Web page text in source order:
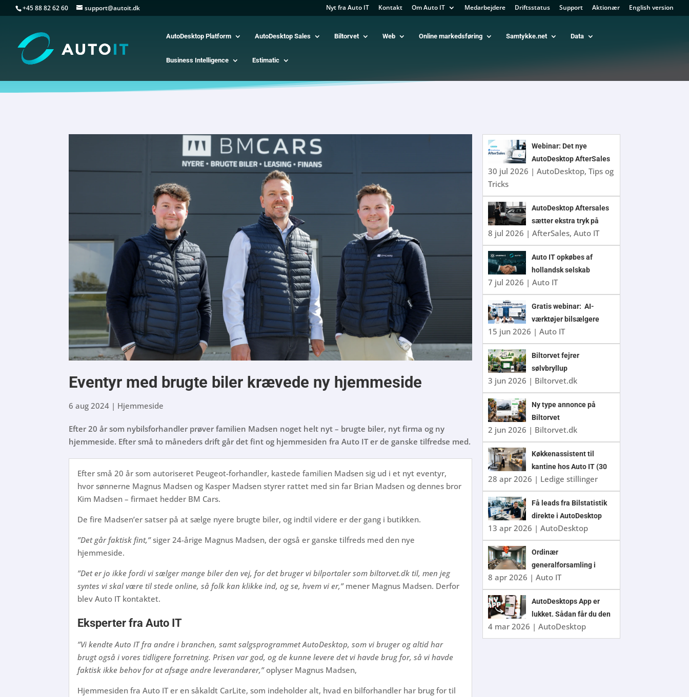
+45 88 82 62 60 support@autoit.dk Nyt fra Auto IT Kontakt Om Auto IT Medarbejdere Driftsstatus Support Aktionær English version
AutoDesktop Platform AutoDesktop Sales Biltorvet Web Online markedsføring Samtykke.net Data
Business Intelligence Estimatic
Eventyr med brugte biler krævede ny hjemmeside
6 aug 2024 | Hjemmeside
Efter 20 år som nybilsforhandler prøver familien Madsen noget helt nyt – brugte biler, nyt firma og ny
hjemmeside. Efter små to måneders drift går det fint og hjemmesiden fra Auto IT er de ganske tilfredse med.
Efter små 20 år som autoriseret Peugeot-forhandler, kastede familien Madsen sig ud i et nyt eventyr,
hvor sønnerne Magnus Madsen og Kasper Madsen styrer rattet med sin far Brian Madsen og dennes bror
Kim Madsen – firmaet hedder BM Cars.
De fire Madsen’er satser på at sælge nyere brugte biler, og indtil videre er der gang i butikken.
”Det går faktisk fint,”siger 24-årige Magnus Madsen, der også er ganske tilfreds med den nye
hjemmeside.
”Det er jo ikke fordi vi sælger mange biler den vej, for det bruger vi bilportaler som biltorvet.dk til, men jeg
syntes vi skal være til stede online, så folk kan klikke ind, og se, hvem vi er,”mener Magnus Madsen. Derfor
blev Auto IT kontaktet.
Eksperter fra Auto IT
”Vi kendte Auto IT fra andre i branchen, samt salgsprogrammet AutoDesktop, som vi bruger og altid har
brugt også i vores tidligere forretning. Prisen var god, og de kunne levere det vi havde brug for, så vi havde
faktisk ikke behov for at afsøge andre leverandører,”oplyser Magnus Madsen,
Hjemmesiden fra Auto IT er en såkaldt CarLite, som indeholder alt, hvad en bilforhandler har brug for til
Webinar: Det nye
AutoDesktop AfterSales
30 jul 2026 | AutoDesktop, Tips og
Tricks
AutoDesktop Aftersales
sætter ekstra tryk på
8 jul 2026 | AfterSales, Auto IT
Auto IT opkøbes af
hollandsk selskab
7 jul 2026 | Auto IT
Gratis webinar: AI-
værktøjer bilsælgere
ikke kan undvære
15 jun 2026 | Auto IT
Biltorvet fejrer
sølvbryllup
3 jun 2026 | Biltorvet.dk
Ny type annonce på
Biltorvet
2 jun 2026 | Biltorvet.dk
Køkkenassistent til
kantine hos Auto IT (30
timer/uge)
28 apr 2026 | Ledige stillinger
Få leads fra Bilstatistik
direkte i AutoDesktop
13 apr 2026 | AutoDesktop
Ordinær
generalforsamling i
Auto IT A/S 2026
8 apr 2026 | Auto IT
AutoDesktops App er
lukket. Sådan får du den
nye app
4 mar 2026 | AutoDesktop